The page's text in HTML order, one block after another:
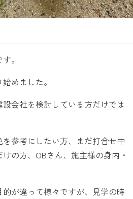
。
めました。
会社を検討している方だけでは
参考にしたい方、まだ打合せ中
の方、OBさん、施主様の身内・
が違って様々ですが、見学の時